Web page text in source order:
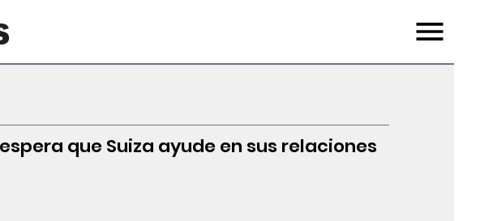
Menu
que Suiza ayude en sus relaciones